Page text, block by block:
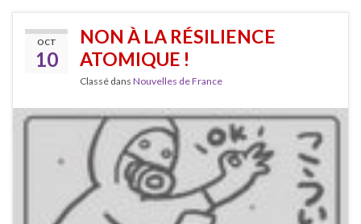
OCT
10
NON À LA RÉSILIENCE
ATOMIQUE !
Classé dans Nouvelles de France